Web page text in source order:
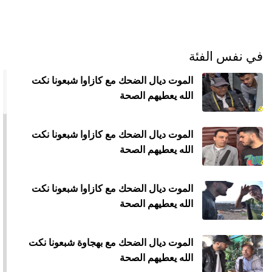
في نفس الفئة
الموت ديال الضحك مع كازاوا شبعونا نكت
الله يعطيهم الصحة
الموت ديال الضحك مع كازاوا شبعونا نكت
الله يعطيهم الصحة
الموت ديال الضحك مع كازاوا شبعونا نكت
الله يعطيهم الصحة
الموت ديال الضحك مع بهجاوة شبعونا نكت
الله يعطيهم الصحة